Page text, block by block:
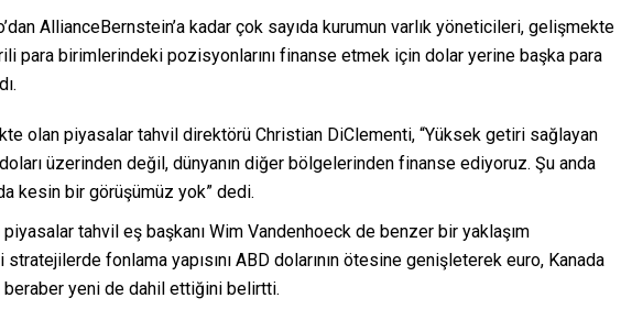
AllianceBernstein’a kadar çok sayıda kurumun varlık yöneticileri, gelişmekte
para birimlerindeki pozisyonlarını finanse etmek için dolar yerine başka para
olan piyasalar tahvil direktörü Christian DiClementi, “Yüksek getiri sağlayan
üzerinden değil, dünyanın diğer bölgelerinden finanse ediyoruz. Şu anda
kesin bir görüşümüz yok” dedi.
tahvil eş başkanı Wim Vandenhoeck de benzer bir yaklaşım
fonlama yapısını ABD dolarının ötesine genişleterek euro, Kanada
beraber yeni de dahil ettiğini belirtti.